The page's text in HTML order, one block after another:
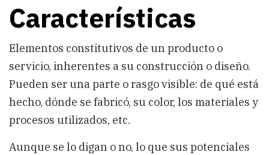
Características
Elementos constitutivos de un producto o
servicio, inherentes a su construcción o diseño.
Pueden ser una parte o rasgo visible: de qué está
hecho, dónde se fabricó, su color, los materiales y
procesos utilizados, etc.
Aunque se lo digan o no, lo que sus potenciales